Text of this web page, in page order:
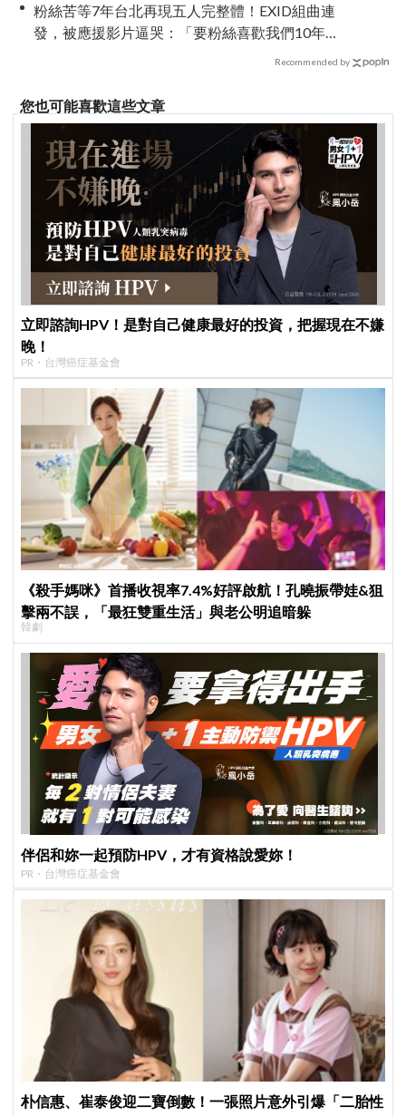
粉絲苦等7年台北再現五人完整體！EXID組曲連
發，被應援影片逼哭：「要粉絲喜歡我們10年不
Recommended by
您也可能喜歡這些文章
立即諮詢HPV！是對自己健康最好的投資，把握現在不嫌
晚！
PR・台灣癌症基金會
《殺手媽咪》首播收視率7.4%好評啟航！孔曉振帶娃&狙
擊兩不誤，「最狂雙重生活」與老公明追暗躲
韓劇
伴侶和妳一起預防HPV，才有資格說愛妳！
PR・台灣癌症基金會
朴信惠、崔泰俊迎二寶倒數！一張照片意外引爆「二胎性